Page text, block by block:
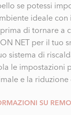
se potessi
ideale con
di tornare a
NET per il tuo
sistema di
le impostazioni
e la riduzione
SU